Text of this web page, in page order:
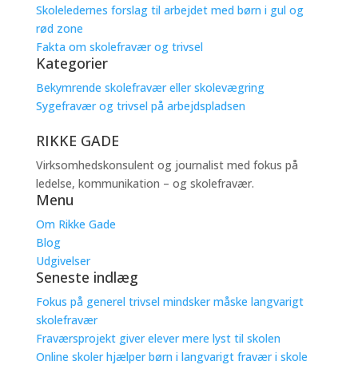
Skoleledernes forslag til arbejdet med børn i gul og
rød zone
Fakta om skolefravær og trivsel
Kategorier
Bekymrende skolefravær eller skolevægring
Sygefravær og trivsel på arbejdspladsen
RIKKE GADE
Virksomhedskonsulent og journalist med fokus på
ledelse, kommunikation – og skolefravær.
Menu
Om Rikke Gade
Blog
Udgivelser
Seneste indlæg
Fokus på generel trivsel mindsker måske langvarigt
skolefravær
Fraværsprojekt giver elever mere lyst til skolen
Online skoler hjælper børn i langvarigt fravær i skole